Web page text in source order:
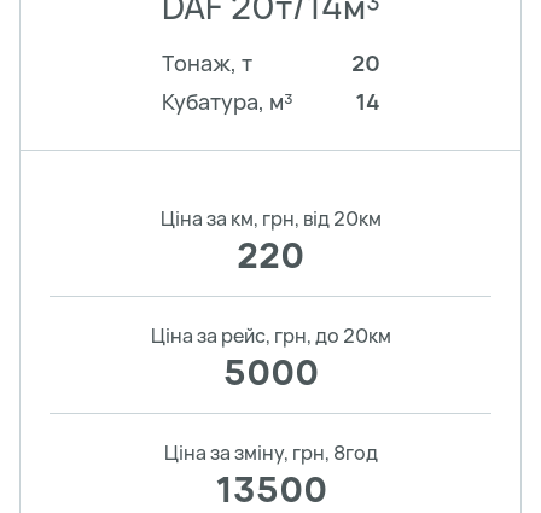
Тонаж, т
20
Кубатура, м³
14
Ціна за км, грн, від 20км
220
Ціна за рейс, грн, до 20км
5000
Ціна за зміну, грн, 8год
13500